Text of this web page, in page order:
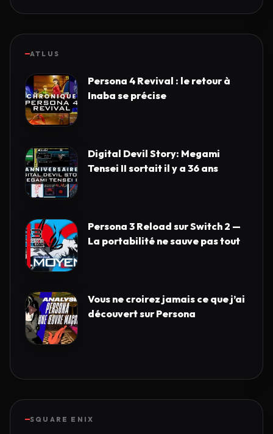
ATLUS
Persona 4 Revival : le retour à
Inaba se précise
Digital Devil Story: Megami
Tensei II sortait il y a 36 ans
Persona 3 Reload sur Switch 2 —
La portabilité ne sauve pas tout
Vous ne croirez jamais ce que j’ai
découvert sur Persona
SQUARE ENIX